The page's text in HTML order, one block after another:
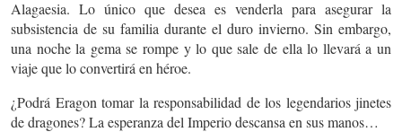
Alagaesia. Lo único que desea es venderla para asegurar la
subsistencia de su familia durante el duro invierno. Sin embargo,
una noche la gema se rompe y lo que sale de ella lo llevará a un
viaje que lo convertirá en héroe.
¿Podrá Eragon tomar la responsabilidad de los legendarios jinetes
de dragones? La esperanza del Imperio descansa en sus manos…